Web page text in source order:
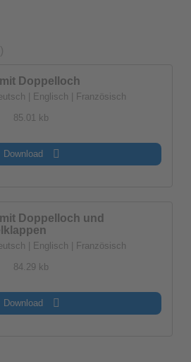
Doppelloch
| Englisch | Französisch
85.01 kb
Download
Doppelloch und
| Englisch | Französisch
84.29 kb
Download